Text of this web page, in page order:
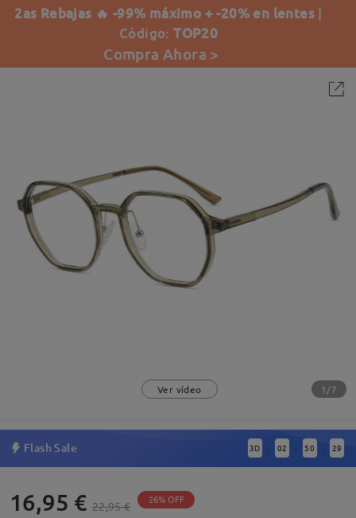
2as Rebajas 🔥 -99% máximo + -20% en lentes |
Código:TOP20
Compra Ahora >
Ver vídeo 1/7
Flash Sale 3D : 02 : 50 : 28
16,95 € 22,95 € 26% OFF